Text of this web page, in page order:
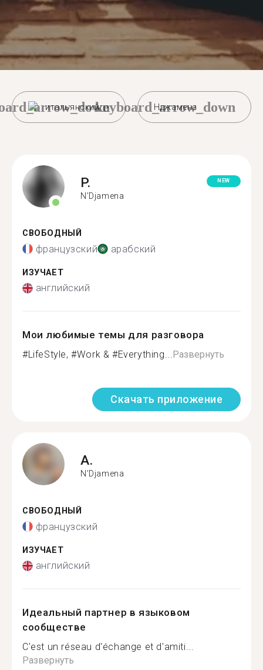
итальянский Нджамена
keyboard_arrow_down
P.
N'Djamena
NEW
СВОБОДНЫЙ
французский арабский
ИЗУЧАЕТ
английский
Мои любимые темы для разговора
#LifeStyle, #Work & #Everything...Развернуть
Скачать приложение
A.
N'Djamena
СВОБОДНЫЙ
французский
ИЗУЧАЕТ
английский
Идеальный партнер в языковом
сообществе
C'est un réseau d'échange et d'amiti...
Развернуть